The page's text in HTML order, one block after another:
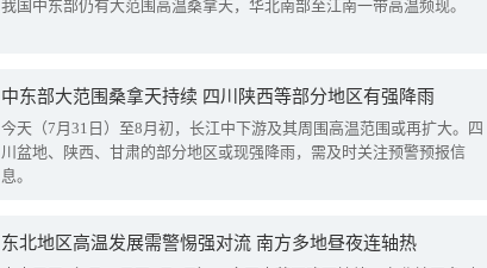
我国中东部仍有大范围高温桑拿天，华北南部至江南一带高温频现。
中东部大范围桑拿天持续 四川陕西等部分地区有强降雨
今天（7月31日）至8月初，长江中下游及其周围高温范围或再扩大。四
川盆地、陕西、甘肃的部分地区或现强降雨，需及时关注预警预报信
息。
东北地区高温发展需警惕强对流 南方多地昼夜连轴热